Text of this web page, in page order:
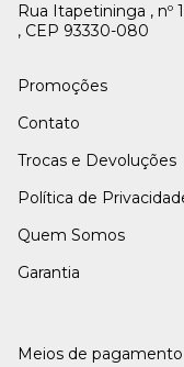
Rua Itapetininga , nº
, CEP 93330-080
Promoções
Contato
Trocas e Devoluções
Política de
Quem Somos
Garantia
Meios de pagamento